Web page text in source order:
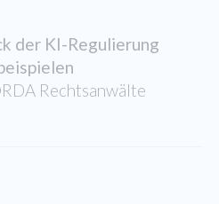
der KI-Regulierung
Rechtsanwälte